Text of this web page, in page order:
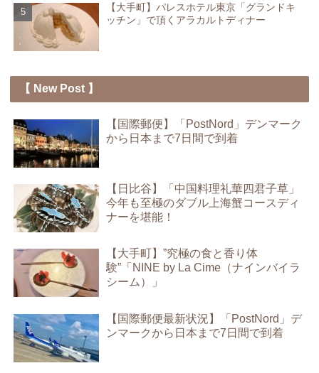
【大手町】パレスホテル東京「グランドキ
ッチン」で頂くアラカルトディナー
【 New Post 】
【国際郵便】「PostNord」デンマーク
から日本まで7日間で到着
【日比谷】「中国料理礼華四君子草」
今年も至極のダブル上海蟹コースディ
ナーを堪能！
【大手町】”究極の食と香り体
験”「NINE by La Cime（ナインバイラ
シーム）」
【国際郵便最新状況】「PostNord」デ
ンマークから日本まで7日間で到着